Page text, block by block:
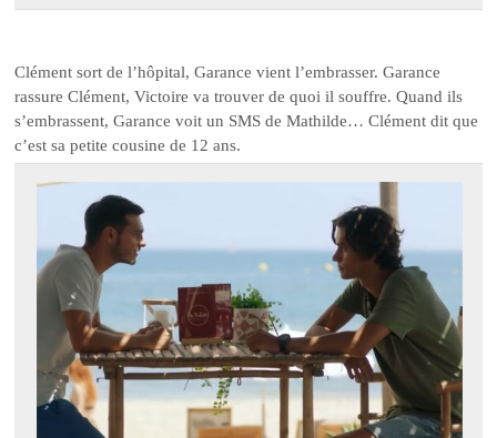
Clément sort de l’hôpital, Garance vient l’embrasser. Garance
rassure Clément, Victoire va trouver de quoi il souffre. Quand ils
s’embrassent, Garance voit un SMS de Mathilde… Clément dit que
c’est sa petite cousine de 12 ans.